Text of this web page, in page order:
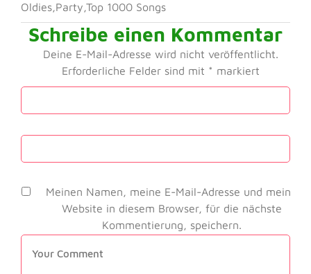
Oldies,Party,Top 1000 Songs
Schreibe einen Kommentar
Deine E-Mail-Adresse wird nicht veröffentlicht.
Erforderliche Felder sind mit * markiert
Meinen Namen, meine E-Mail-Adresse und meine
Website in diesem Browser, für die nächste
Kommentierung, speichern.